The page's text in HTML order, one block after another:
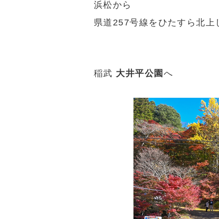
浜松から
県道257号線をひたすら北上
稲武 大井平公園 へ